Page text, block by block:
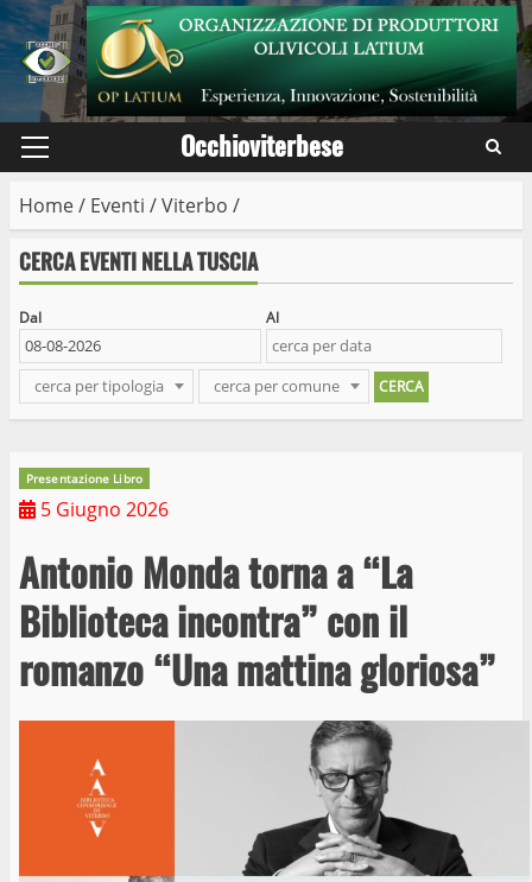
Skip
to
content
Primary
Occhioviterbese
Home/ Eventi /Viterbo /
CERCA EVENTI NELLA TUSCIA
Dal Al
cerca per tipologia cerca per comune
Presentazione Libro
5 Giugno 2026
Antonio Monda torna a “La
Biblioteca incontra” con il
romanzo “Una mattina gloriosa”